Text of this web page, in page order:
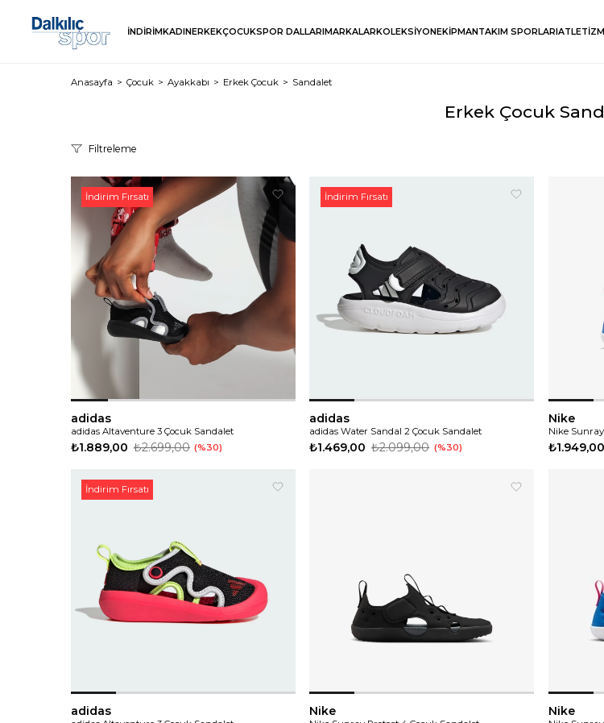
İNDİRİMKADINERKEKÇOCUKSPOR DALLARIMARKALARKOLEKSİYONEKİPMANTAKIM SPORLARI
Anasayfa Çocuk Ayakkabı Erkek Çocuk Sandalet
Erkek Çocuk
Filtreleme
adidas
adidas Altaventure 3 Çocuk Sandalet
₺1.889,00 ₺2.699,00 %30
İndirim Fırsatı
adidas
adidas Water Sandal 2 Çocuk Sandalet
₺1.469,00 ₺2.099,00 %30
İndirim Fırsatı
Nike
Nike
₺1.949,00
adidas
İndirim Fırsatı
Nike Nike